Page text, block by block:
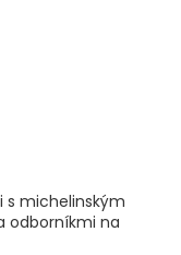
s michelinským
odborníkmi na